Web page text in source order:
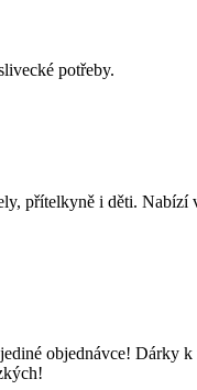
potřeby.
přítelkyně i děti. Nabízí
objednávce! Dárky